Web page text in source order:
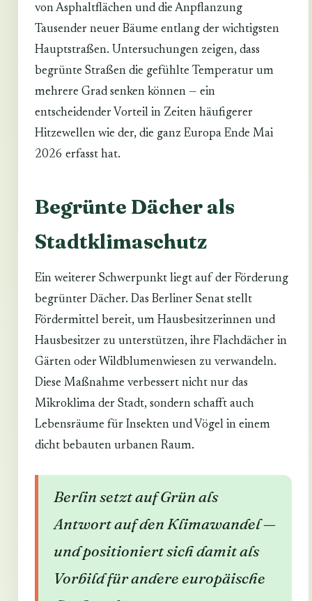
von Asphaltflächen und die Anpflanzung
Tausender neuer Bäume entlang der wichtigsten
Hauptstraßen. Untersuchungen zeigen, dass
begrünte Straßen die gefühlte Temperatur um
mehrere Grad senken können — ein
entscheidender Vorteil in Zeiten häufigerer
Hitzewellen wie der, die ganz Europa Ende Mai
2026 erfasst hat.
Begrünte Dächer als
Stadtklimaschutz
Ein weiterer Schwerpunkt liegt auf der Förderung
begrünter Dächer. Das Berliner Senat stellt
Fördermittel bereit, um Hausbesitzerinnen und
Hausbesitzer zu unterstützen, ihre Flachdächer in
Gärten oder Wildblumenwiesen zu verwandeln.
Diese Maßnahme verbessert nicht nur das
Mikroklima der Stadt, sondern schafft auch
Lebensräume für Insekten und Vögel in einem
dicht bebauten urbanen Raum.
Berlin setzt auf Grün als
Antwort auf den Klimawandel —
und positioniert sich damit als
Vorbild für andere europäische